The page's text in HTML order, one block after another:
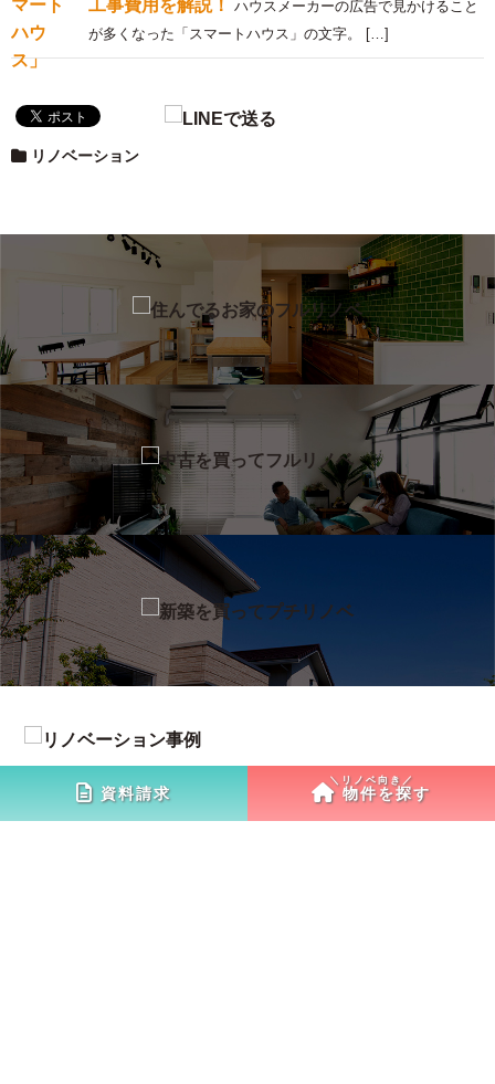
の重要なアイテムです。 […]
気になる海外の住宅事情～高まるアジアのリノベ
ベーション』。 […]
「スマートハウス」「IoT」って何？メリットや
リノベーション
資料請求 物件を探す